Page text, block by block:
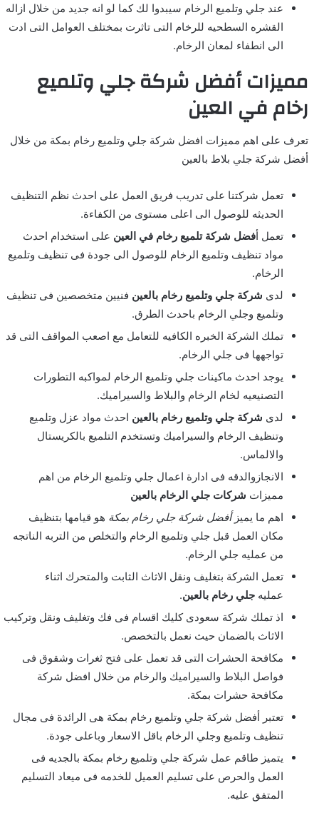
عند جلي وتلميع الرخام سيبدوا لك كما لو انه جديد من خلال ازاله
القشره السطحيه للرخام التى تاثرت بمختلف العوامل التى ادت
الى انطفاء لمعان الرخام.
مميزات أفضل شركة جلي وتلميع
رخام في العين
تعرف على اهم مميزات افضل شركة جلي وتلميع رخام بمكة من خلال
أفضل شركة جلي بلاط بالعين
تعمل شركتنا على تدريب فريق العمل على احدث نظم التنظيف
الحديثه للوصول الى اعلى مستوى من الكفاءة.
تعمل أفضل شركة تلميع رخام في العين على استخدام احدث
مواد تنظيف وتلميع الرخام للوصول الى جودة فى تنظيف وتلميع
الرخام.
لدى شركة جلي وتلميع رخام بالعين فنيين متخصصين فى تنظيف
وتلميع وجلي الرخام باحدث الطرق.
تملك الشركة الخبره الكافيه للتعامل مع اصعب المواقف التى قد
تواجهها فى جلي الرخام.
يوجد احدث ماكينات جلي وتلميع الرخام لمواكبه التطورات
التصنيعيه لخام الرخام والبلاط والسيراميك.
لدى شركة جلي وتلميع رخام بالعين احدث مواد عزل وتلميع
وتنظيف الرخام والسيراميك وتستخدم التلميع بالكريستال
والالماس.
الانجازوالدقه فى ادارة اعمال جلي وتلميع الرخام من اهم
مميزات شركات جلي الرخام بالعين
اهم ما يميزأفضل شركة جلي رخام بمكة هو قيامها بتنظيف
مكان العمل قبل جلي وتلميع الرخام والتخلص من التربه الناتجه
من عمليه جلي الرخام.
تعمل الشركة بتغليف ونقل الاثاث الثابت والمتحرك اثناء
عمليه جلي رخام بالعين.
اذ تملك شركة سعودى كليك اقسام فى فك وتغليف ونقل وتركيب
الاثاث بالضمان حيث نعمل بالتخصص.
مكافحة الحشرات التى قد تعمل على فتح ثغرات وشقوق فى
فواصل البلاط والسيراميك والرخام من خلال افضل شركة
مكافحة حشرات بمكة.
تعتبر أفضل شركة جلي وتلميع رخام بمكة هى الرائدة فى مجال
تنظيف وتلميع وجلي الرخام باقل الاسعار وباعلى جودة.
يتميز طاقم عمل شركة جلي وتلميع رخام بمكة بالجديه فى
العمل والحرص على تسليم العميل للخدمه فى ميعاد التسليم
المتفق عليه.